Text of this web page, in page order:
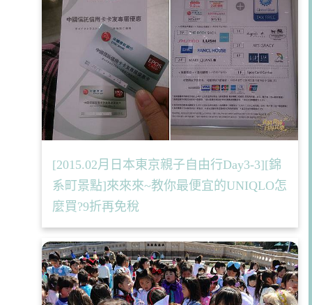
[2015.02月日本東京親子自由行Day3-3][錦
系町景點]來來來~教你最便宜的UNIQLO怎
麼買?9折再免稅